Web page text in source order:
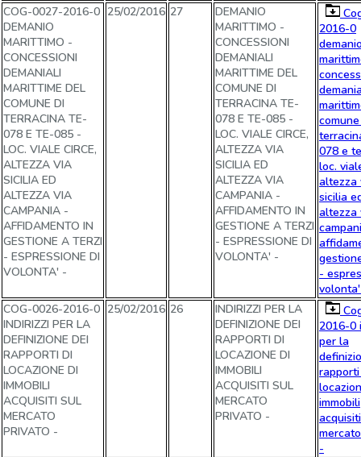
COG-0027-2016-0
DEMANIO
MARITTIMO -
CONCESSIONI
DEMANIALI
MARITTIME DEL
COMUNE DI
TERRACINA TE-
078 E TE-085 -
LOC. VIALE CIRCE,
ALTEZZA VIA
SICILIA ED
ALTEZZA VIA
CAMPANIA -
AFFIDAMENTO IN
GESTIONE A TERZI
- ESPRESSIONE DI
VOLONTA' -
25/02/2016 27
DEMANIO
MARITTIMO -
CONCESSIONI
DEMANIALI
MARITTIME DEL
COMUNE DI
TERRACINA TE-
078 E TE-085 -
LOC. VIALE CIRCE,
ALTEZZA VIA
SICILIA ED
ALTEZZA VIA
CAMPANIA -
AFFIDAMENTO IN
GESTIONE A TERZI
- ESPRESSIONE DI
VOLONTA' -
2016-0
078 e
loc.
altezza
sicilia
altezza
-
COG-0026-2016-0
INDIRIZZI PER LA
DEFINIZIONE DEI
RAPPORTI DI
LOCAZIONE DI
IMMOBILI
ACQUISITI SUL
MERCATO
PRIVATO -
25/02/2016 26
INDIRIZZI PER LA
DEFINIZIONE DEI
RAPPORTI DI
LOCAZIONE DI
IMMOBILI
ACQUISITI SUL
MERCATO
PRIVATO -
2016-0
per la
immobili
-